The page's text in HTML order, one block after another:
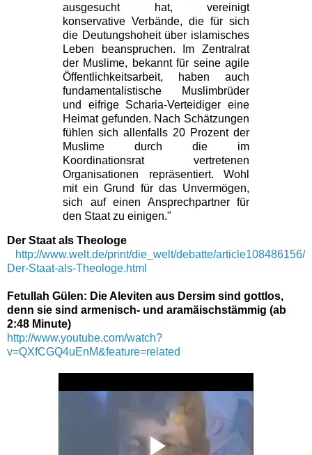
ausgesucht hat, vereinigt
konservative Verbände, die für sich
die Deutungshoheit über islamisches
Leben beanspruchen. Im Zentralrat
der Muslime, bekannt für seine agile
Öffentlichkeitsarbeit, haben auch
fundamentalistische Muslimbrüder
und eifrige Scharia-Verteidiger eine
Heimat gefunden. Nach Schätzungen
fühlen sich allenfalls 20 Prozent der
Muslime durch die im
Koordinationsrat vertretenen
Organisationen repräsentiert. Wohl
mit ein Grund für das Unvermögen,
sich auf einen Ansprechpartner für
den Staat zu einigen."
Der Staat als Theologe
http://www.welt.de/print/die_welt/debatte/article108486156/
Der-Staat-als-Theologe.html
Fetullah Gülen: Die Aleviten aus Dersim sind gottlos,
denn sie sind armenisch- und aramäischstämmig (ab
2:48 Minute)
http://www.youtube.com/watch?
v=QXfCGQ4uEnM&feature=related